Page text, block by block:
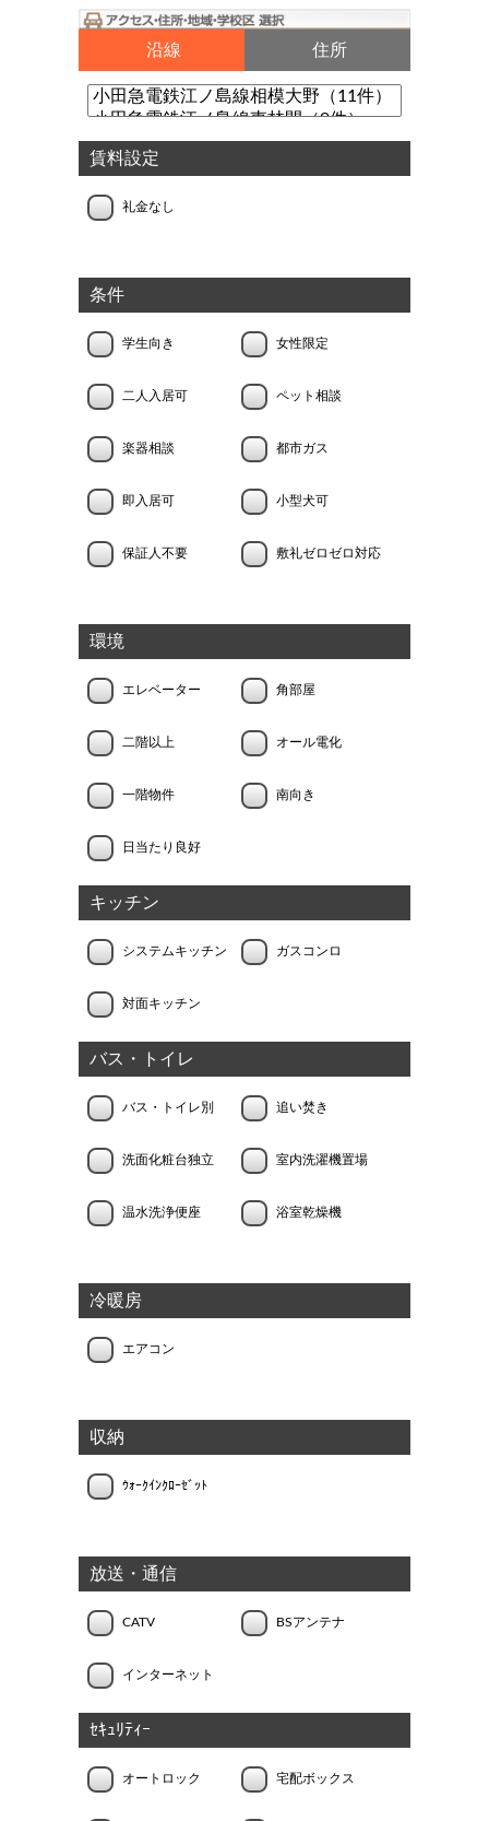
沿線 住所
賃料設定
礼金なし
条件
学生向き 女性限定
二人入居可 ペット相談
楽器相談 都市ガス
即入居可 小型犬可
保証人不要 敷礼ゼロゼロ対応
環境
エレベーター 角部屋
二階以上 オール電化
一階物件 南向き
日当たり良好
キッチン
システムキッチン ガスコンロ
対面キッチン
バス・トイレ
バス・トイレ別 追い焚き
洗面化粧台独立 室内洗濯機置場
温水洗浄便座 浴室乾燥機
冷暖房
エアコン
収納
ｳｫｰｸｲﾝｸﾛｰｾﾞｯﾄ
放送・通信
CATV BSアンテナ
インターネット
ｾｷｭﾘﾃｨｰ
オートロック 宅配ボックス